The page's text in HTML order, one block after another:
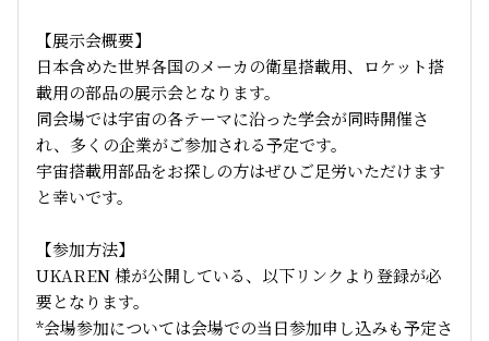
【展示会概要】
日本含めた世界各国のメーカの衛星搭載用、ロケット搭
載用の部品の展示会となります。
同会場では宇宙の各テーマに沿った学会が同時開催さ
れ、多くの企業がご参加される予定です。
宇宙搭載用部品をお探しの方はぜひご足労いただけます
と幸いです。
【参加方法】
UKAREN 様が公開している、以下リンクより登録が必
要となります。
*会場参加については会場での当日参加申し込みも予定さ